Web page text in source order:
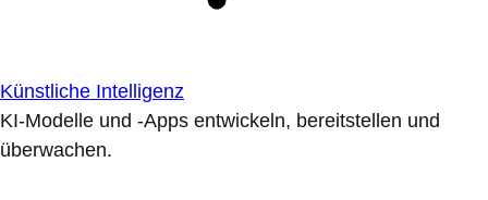
Künstliche Intelligenz
KI-Modelle und -Apps entwickeln, bereitstellen und
überwachen.